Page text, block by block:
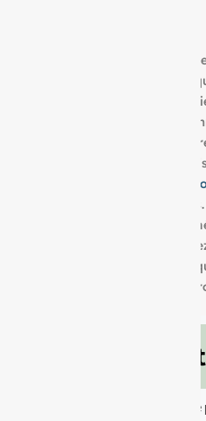
Découvrez notre bobine
tous vos tickets, reçus, et
plupart des imprimantes
aux dimensions : 57 mm/60
utiliser et résistent à la
grammage de 48g/m².
dimensions pour trouver la
qui convient à vos
également l’absence de
papier BPA FREE.
votre Rouleau papier
de 48g/m² conditionné à 50
Ils nous